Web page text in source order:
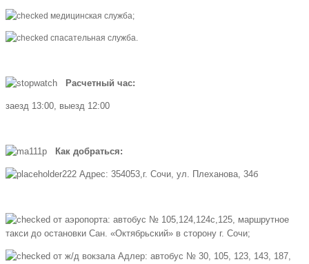
медицинская служба;
спасательная служба.
Расчетный час:
заезд 13:00, выезд 12:00
Как добраться:
Адрес: 354053,г. Сочи, ул. Плеханова, 34б
от аэропорта: автобус № 105,124,124с,125, маршрутное
такси до остановки Сан. «Октябрьский» в сторону г. Сочи;
от ж/д вокзала Адлер: автобус № 30, 105, 123, 143, 187,